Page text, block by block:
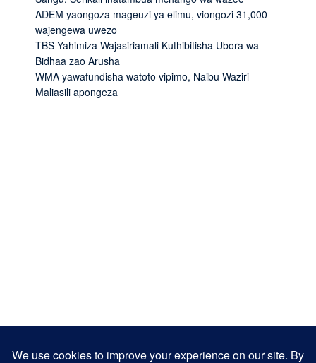
ADEM yaongoza mageuzi ya elimu, viongozi 31,000
wajengewa uwezo
TBS Yahimiza Wajasiriamali Kuthibitisha Ubora wa
Bidhaa zao Arusha
WMA yawafundisha watoto vipimo, Naibu Waziri
Maliasili apongeza